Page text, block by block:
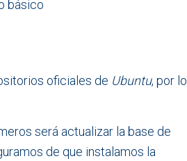
básico
oficiales de Ubuntu, por lo
será actualizar la base de
de que instalamos la